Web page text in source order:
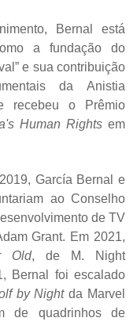
Bernal está
a fundação do
e sua contribuição
da Anistia
recebeu o Prêmio
Human Rights em
García Bernal e
ao Conselho
de TV
Grant. Em 2021,
Old, de M. Night
Bernal foi escalado
by Nightda Marvel
de quadrinhos de